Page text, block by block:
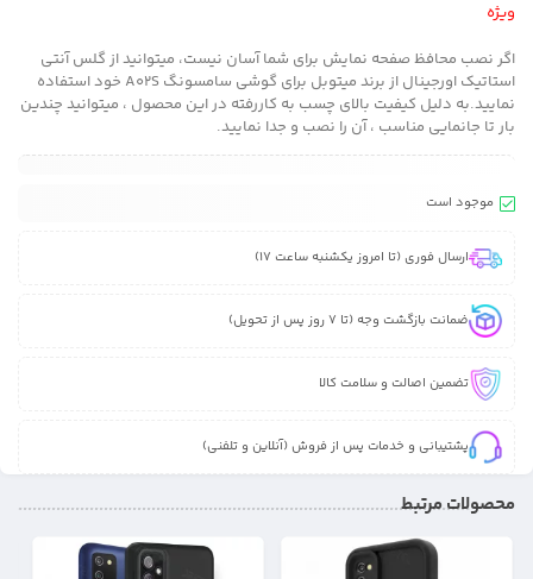
ویژه
اگر نصب محافظ صفحه نمایش برای شما آسان نیست، میتوانید از گلس آنتی
استاتیک اورجینال از برند میتوبل برای گوشی سامسونگ A02S خود استفاده
نمایید.به دلیل کیفیت بالای چسب به کاررفته در این محصول ، میتوانید چندین
بار تا جانمایی مناسب ، آن را نصب و جدا نمایید.
موجود است
ارسال فوری (تا امروز یکشنبه ساعت 17)
ضمانت بازگشت وجه (تا 7 روز پس از تحویل)
تضمین اصالت و سلامت کالا
پشتیبانی و خدمات پس از فروش (آنلاین و تلفنی)
محصولات مرتبط